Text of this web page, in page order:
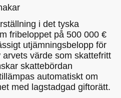
i det tyska
fribeloppet på 500 000 €
utjämningsbelopp för
värde som skattefritt
skattebördan
automatiskt om
med lagstadgad giftorätt.